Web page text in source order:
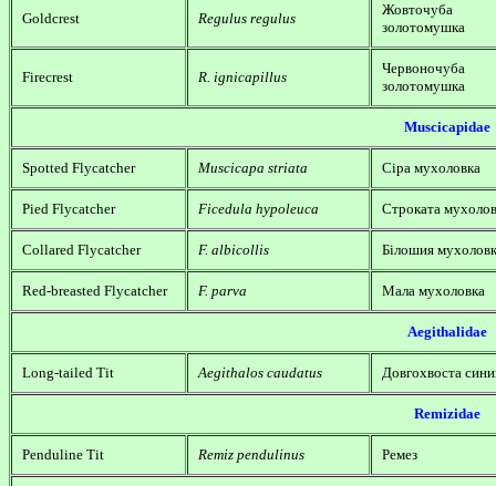
Goldcrest Regulus regulus
Жовточуба
золотомушка
Firecrest R. ignicapillus
Червоночуба
золотомушка
Muscicapidae
Spotted Flycatcher Muscicapa striata Сіра мухоловка
Pied Flycatcher Ficedula hypoleuca Строката
Collared Flycatcher F. albicollis Білошия
Red-breasted Flycatcher F. parva Мала мухоловка
Aegithalidae
Long-tailed Tit Aegithalos caudatus Довгохвоста
Remizidae
Penduline Tit Remiz pendulinus Ремез